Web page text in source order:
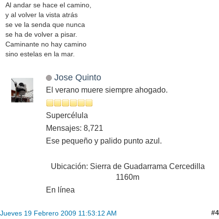
Al andar se hace el camino,
y al volver la vista atrás
se ve la senda que nunca
se ha de volver a pisar.
Caminante no hay camino
sino estelas en la mar.
Jose Quinto
El verano muere siempre ahogado.
Supercélula
Mensajes: 8,721
Ese pequeño y palido punto azul.
Ubicación: Sierra de Guadarrama Cercedilla
1160m
En línea
Jueves 19 Febrero 2009 11:53:12 AM #4